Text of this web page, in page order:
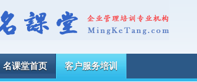
名课堂首页 客户服务培训